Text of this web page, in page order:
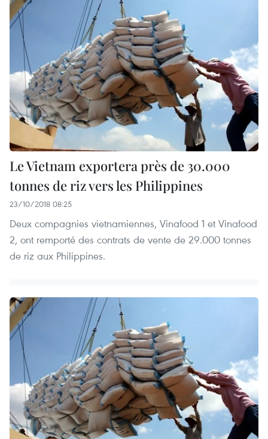
Le Vietnam exportera près de 30.000
tonnes de riz vers les Philippines
23/10/2018 08:25
Deux compagnies vietnamiennes, Vinafood 1 et Vinafood
2, ont remporté des contrats de vente de 29.000 tonnes
de riz aux Philippines.